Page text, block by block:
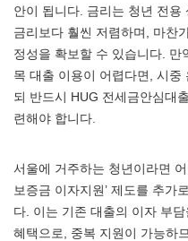
안이 됩니다. 금리는 청년 전용
금리보다 훨씬 저렴하며, 마찬
정성을 확보할 수 있습니다. 만
목 대출 이용이 어렵다면, 시
되 반드시 HUG 전세금안심대
련해야 합니다.
서울에 거주하는 청년이라면
보증금 이자지원’ 제도를 추가
다. 이는 기존 대출의 이자 부
혜택으로, 중복 지원이 가능하